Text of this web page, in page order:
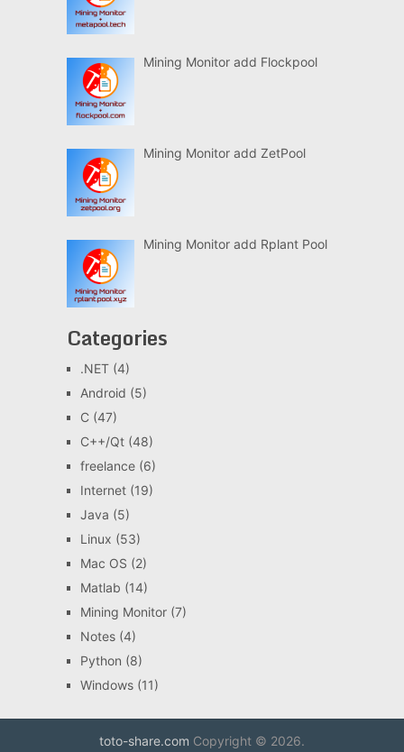
Mining Monitor add Flockpool
Mining Monitor add ZetPool
Mining Monitor add Rplant Pool
Categories
.NET(4)
Android (5)
C(47)
C++/Qt(48)
freelance(6)
Internet(19)
Java (5)
Linux (53)
Mac OS (2)
Matlab (14)
Mining Monitor(7)
Notes(4)
Python (8)
Windows(11)
toto-share.com Copyright © 2026.